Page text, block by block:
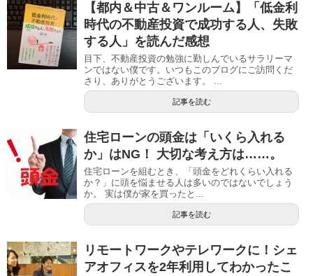
【都内＆中古＆ワンルーム】「低金利
時代の不動産投資で成功する人、失敗
する人」を読んだ感想
目下、不動産投資の勉強に勤しんでいるサラリーマ
ンではない僕です。いつもこのブログにご訪問くだ
さり、ありがとうございます。 ...
記事を読む
住宅ローンの頭金は「いくら入れる
か」はNG！ 大切な考え方は……。
住宅ローンを組むとき、「頭金をどれくらい入れる
か？」に頭を悩ませる人は多いのではないでしょう
か。 実は僕が家を買ったと...
記事を読む
リモートワークやテレワークに！シェ
アオフィスを2年利用してわかったこ